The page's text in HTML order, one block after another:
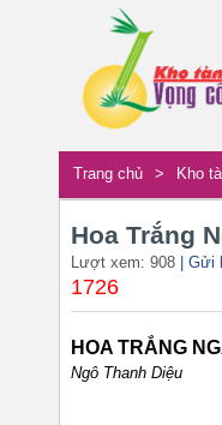
Trang chủ > Kho
Hoa Trắng
Lượt xem: 908 |
1726
HOA TRẮNG
Ngô Thanh Diệu